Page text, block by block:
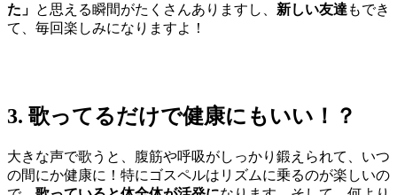
た」 と思える瞬間がたくさんありますし、 新しい友達 もでき
て、毎回楽しみになりますよ！
3. 歌ってるだけで健康にもいい！？
大きな声で歌うと、腹筋や呼吸がしっかり鍛えられて、いつ
の間にか健康に！特にゴスペルはリズムに乗るのが楽しいの